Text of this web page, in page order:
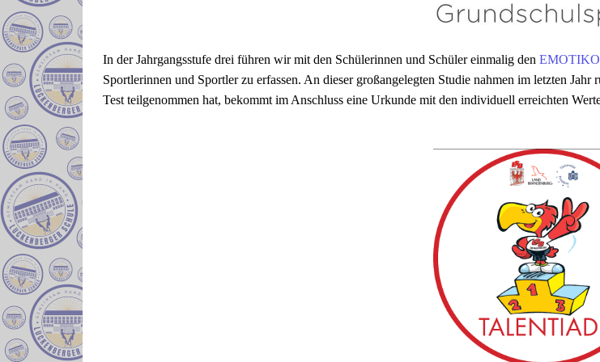
In der Jahrgangsstufe drei führen wir mit den Schülerinnen und Schüler einmalig den
Sportlerinnen und Sportler zu erfassen. An dieser großangelegten Studie nahmen im letzten
Test teilgenommen hat, bekommt im Anschluss eine Urkunde mit den individuell erreichten